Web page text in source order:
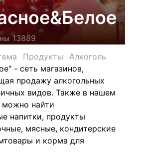
13889
Продукты
Алкоголь
- сеть магазинов,
продажу алкогольных
видов. Также в нашем
можно найти
напитки, продукты
мясные, кондитерские
и корма для